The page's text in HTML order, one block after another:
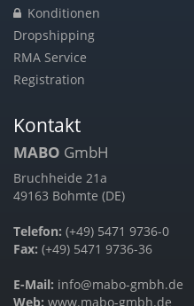
Konditionen
Dropshipping
RMA Service
Registration
Kontakt
MABO GmbH
Bruchheide 21a
49163 Bohmte (DE)
Telefon: (+49) 5471 9736-0
Fax: (+49) 5471 9736-36
E-Mail: info@mabo-gmbh.de
Web: www.mabo-gmbh.de